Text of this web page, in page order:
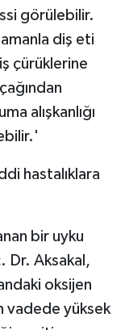
görülebilir.
diş eti
çürüklerine
alışkanlığı
hastalıklara
bir uyku
Dr. Aksakal,
oksijen
vadede yüksek